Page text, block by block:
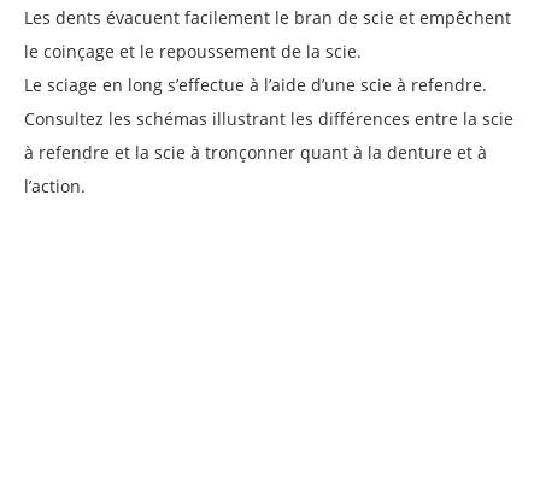
Les dents évacuent facilement le bran de scie et empêchent
le coinçage et le repoussement de la scie.
Le sciage en long s’effectue à l’aide d’une scie à refendre.
Consultez les schémas illustrant les différences entre la scie
à refendre et la scie à tronçonner quant à la denture et à
l’action.